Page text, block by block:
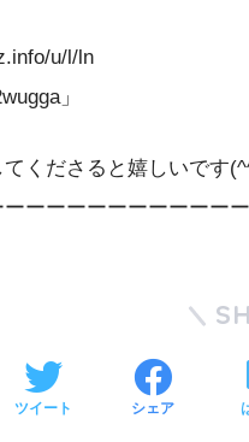
u/l/ln
」
くださると嬉しいです
ーーーーーーーーーー
ツイート シェア